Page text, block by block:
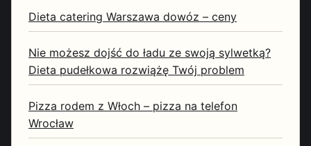
Dieta catering Warszawa dowóz – ceny
Nie możesz dojść do ładu ze swoją sylwetką?
Dieta pudełkowa rozwiążę Twój problem
Pizza rodem z Włoch – pizza na telefon
Wrocław